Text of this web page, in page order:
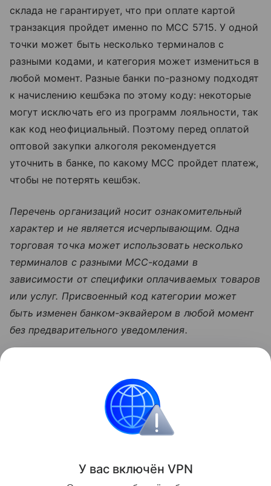
склада не гарантирует, что при оплате картой
транзакция пройдет именно по MCC 5715. У одной
точки может быть несколько терминалов с
разными кодами, и категория может измениться в
любой момент. Разные банки по-разному подходят
к начислению кешбэка по этому коду: некоторые
могут исключать его из программ лояльности, так
как код неофициальный. Поэтому перед оплатой
оптовой закупки алкоголя рекомендуется
уточнить в банке, по какому MCC пройдет платеж,
чтобы не потерять кешбэк.
Перечень организаций носит ознакомительный
характер и не является исчерпывающим. Одна
торговая точка может использовать несколько
терминалов с разными MCC-кодами в
зависимости от специфики оплачиваемых товаров
или услуг. Присвоенный код категории может
быть изменен банком-эквайером в любой момент
без предварительного уведомления.
Платежные системы: самые
популярные в России и в мире
В статье разбираемся с видами и принципами
работы популярных платежных систем в России.
У вас включён VPN